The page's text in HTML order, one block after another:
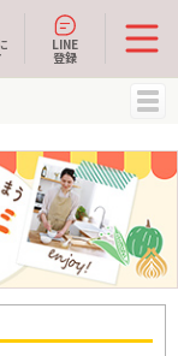
LINE
登録